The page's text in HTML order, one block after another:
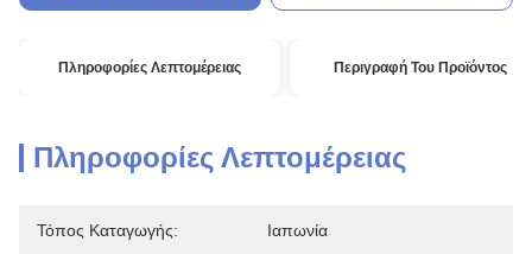
Πληροφορίες Λεπτομέρειας Περιγραφή Του Προϊόντος
Πληροφορίες Λεπτομέρειας
Τόπος Καταγωγής: Ιαπωνία